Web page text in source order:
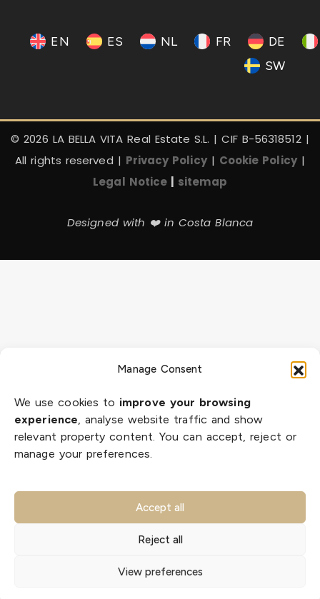
Manage Consent
We use cookies to improve your browsing
experience, analyse website traffic and show
relevant property content. You can accept, reject or
manage your preferences.
Accept all
Reject all
View preferences
Диана
EN ES NL FR
DE
SW
© 2026 LA BELLA VITA Real Estate S.L. | CIF B-56318512 |
All rights reserved | Privacy Policy| Cookie Policy|
Legal Notice | sitemap
Designed with ❤️ in Costa Blanca